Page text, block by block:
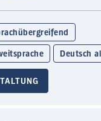
Deutsch